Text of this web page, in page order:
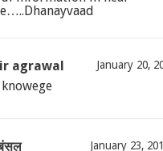
agrawal January 20,
January 23,